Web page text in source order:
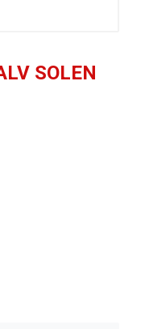
SOLEN